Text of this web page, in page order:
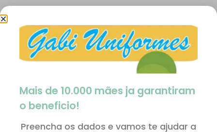
Mais de 10.000 mães ja garantiram
o beneficio!
Preencha os dados e vamos te ajudar a